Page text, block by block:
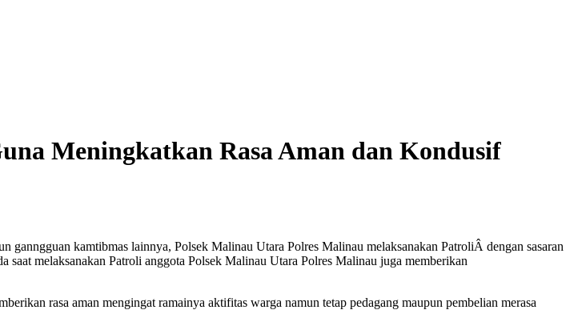
Meningkatkan Rasa Aman dan Kondusif
kamtibmas lainnya, Polsek Malinau Utara Polres Malinau melaksanakan PatroliÂ dengan sasaran
melaksanakan Patroli anggota Polsek Malinau Utara Polres Malinau juga memberikan
rasa aman mengingat ramainya aktifitas warga namun tetap pedagang maupun pembelian merasa